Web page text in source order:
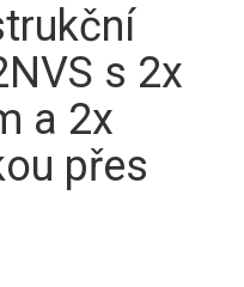
s 2x
a 2x
přes